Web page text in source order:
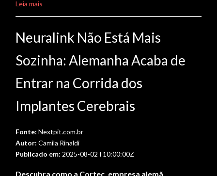
Leia mais
Neuralink Não Está Mais
Sozinha: Alemanha Acaba de
Entrar na Corrida dos
Implantes Cerebrais
Fonte: Nextpit.com.br
Autor: Camila Rinaldi
Publicado em: 2025-08-02T10:00:00Z
Descubra como a Cortec, empresa alemã,